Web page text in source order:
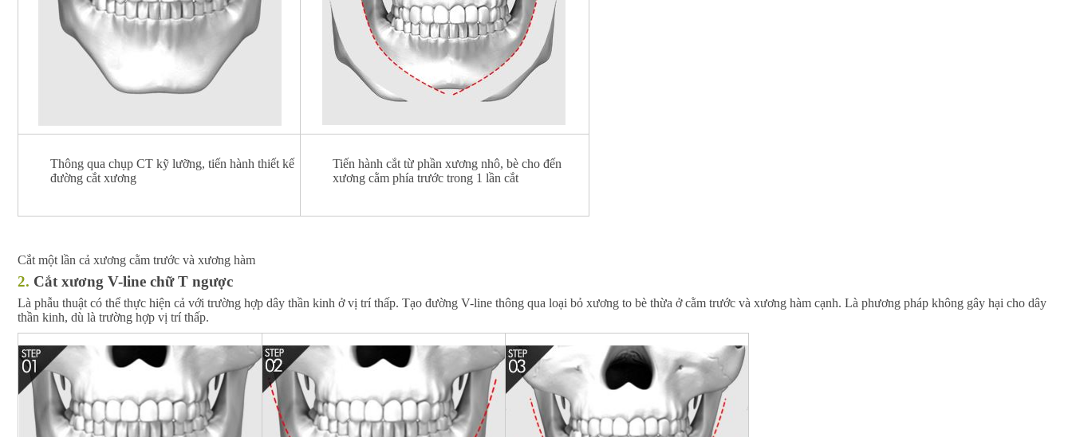
Thông qua chụp CT kỹ lưỡng, tiến hành thiết kế
đường cắt xương
Tiến hành cắt từ phần xương nhô, bè cho đến
xương cằm phía trước trong 1 lần cắt
Cắt một lần cả xương cằm trước và xương hàm
2. Cắt xương V-line chữ T ngược
Là phẫu thuật có thể thực hiện cả với trường hợp dây thần kinh ở vị trí thấp. Tạo đường V-line thông qua loại bỏ xương to bè thừa ở cằm trước và xương hàm cạnh. Là phương pháp không gây hại cho dây
thần kinh, dù là trường hợp vị trí thấp.